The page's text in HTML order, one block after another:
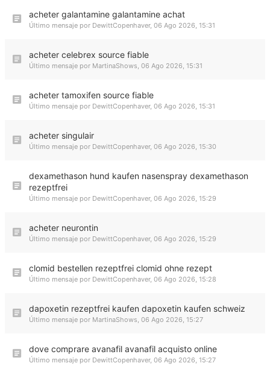
acheter galantamine galantamine achat
Último mensaje por DewittCopenhaver, 06 Ago 2026, 15:31
acheter celebrex source fiable
Último mensaje por MartinaShows, 06 Ago 2026, 15:31
acheter tamoxifen source fiable
Último mensaje por DewittCopenhaver, 06 Ago 2026, 15:31
acheter singulair
Último mensaje por DewittCopenhaver, 06 Ago 2026, 15:30
dexamethason hund kaufen nasenspray dexamethason
rezeptfrei
Último mensaje por DewittCopenhaver, 06 Ago 2026, 15:29
acheter neurontin
Último mensaje por DewittCopenhaver, 06 Ago 2026, 15:29
clomid bestellen rezeptfrei clomid ohne rezept
Último mensaje por DewittCopenhaver, 06 Ago 2026, 15:28
dapoxetin rezeptfrei kaufen dapoxetin kaufen schweiz
Último mensaje por MartinaShows, 06 Ago 2026, 15:27
dove comprare avanafil avanafil acquisto online
Último mensaje por DewittCopenhaver, 06 Ago 2026, 15:27